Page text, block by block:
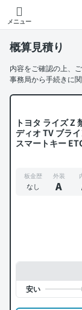
メニュー
概算見積り
内容をご確認の上、
事務局から手続きに
トヨタ ライズ Z 禁煙車 整備記録簿あり ディスプレイオー
ディオ TV ブラ
スマートキー
板金歴
なし
外装
A